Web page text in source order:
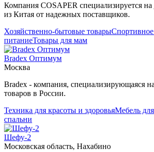
Компания COSAPER специализируется на
из Китая от надежных поставщиков.
Хозяйственно-бытовые товарыСпортивное
питаниеТовары для мам
Bradex Оптимум
Москва
Bradex - компания, специализирующаяся
товаров в России.
Техника для красоты и здоровьяМебель
спальни
Шефу-2
Московская область, Нахабино